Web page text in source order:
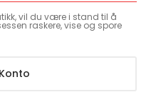
vil du være i stand til å
raskere, vise og spore